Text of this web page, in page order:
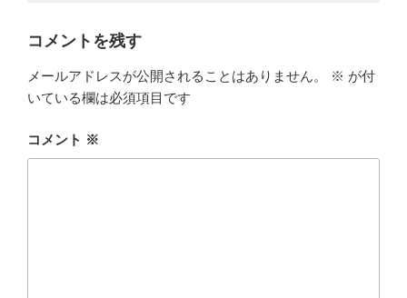
コメントを残す
メールアドレスが公開されることはありません。 ※ が付
いている欄は必須項目です
コメント ※